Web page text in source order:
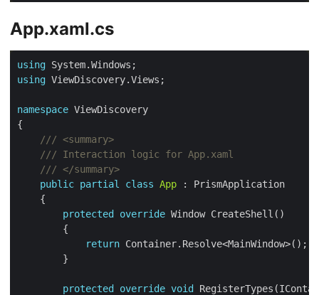
App.xaml.cs
using
using
namespace
/// <summary>
/// Interaction logic for App.xaml
/// </summary>
public partial class App
protected
override
return
protected override void